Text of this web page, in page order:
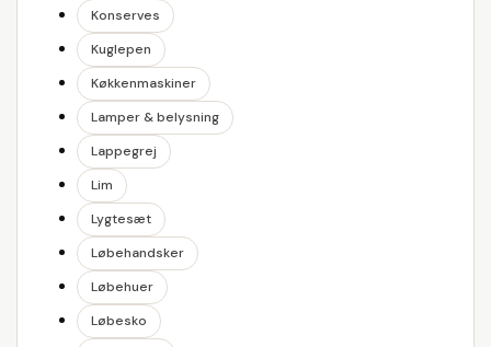
Konserves
Kuglepen
Køkkenmaskiner
Lamper & belysning
Lappegrej
Lim
Lygtesæt
Løbehandsker
Løbehuer
Løbesko